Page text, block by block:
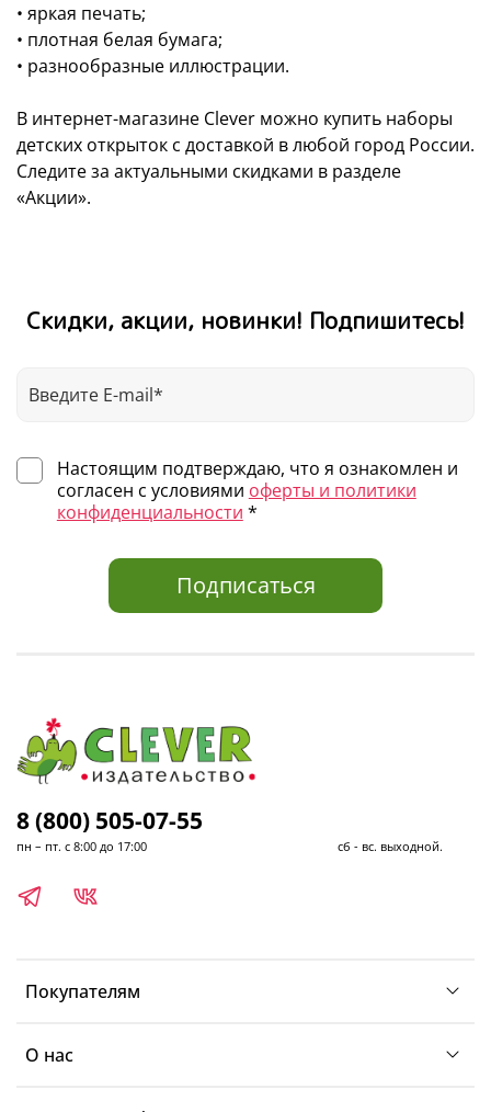
• яркая печать;
• плотная белая бумага;
• разнообразные иллюстрации.
В интернет-магазине Clever можно купить наборы
детских открыток с доставкой в любой город России.
Следите за актуальными скидками в разделе
«Акции».
Скидки, акции, новинки! Подпишитесь!
Настоящим подтверждаю, что я ознакомлен и
согласен с условиями оферты и политики
конфиденциальности *
Подписаться
Покупателям
О нас
8 (800) 505-07-55
пн – пт. с 8:00 до 17:00 сб - вс. выходной.